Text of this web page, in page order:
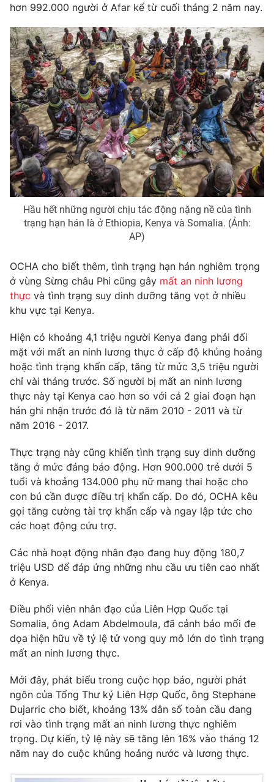
Video Shorts video
VTV Money VTV Thể thao
VTV Sức khoẻ Bất động sản
Thị trường 24h Tấm lòng Việt
VTV4 Vươn mình bằng AI
VTV9 VTV8
Liên hệ tòa soạn English
THỜI BÁO VTV
Theo dõi báo trên
Cơ quan chủ quản:Đài Truyền hình Việt Nam
Cơ quan báo chí:
Thời báo VTV
Giấy phép hoạt động báo in và báo điện tử số 483/GP-BTTTT
Tổng Biên tập:Vũ Thanh Thủy
Phó Tổng Biên tập:Nguyễn Thị Mỹ Hạnh, Phạm Quốc Thắng,
Nguyễn Trọng Ninh
Tổng đài VTV:024.38 355 931 - 024.38 355 932
Ðiện thoại Thời báo VTV:024.66 897 897
Email:toasoan@vtv.vn
Liên hệ quảng cáo:024-7300.7108
® Cấm sao chép dưới mọi hình thức nếu không có sự chấp
thuận bằng văn bản. Ghi rõ nguồn VTV.vn khi phát hành lại
thông tin từ website này.
hơn 992.000 người ở Afar kể từ cuối tháng 2 năm nay.
Hầu hết những người chịu tác động nặng nề của tình
trạng hạn hán là ở Ethiopia, Kenya và Somalia. (Ảnh:
AP)
OCHA cho biết thêm, tình trạng hạn hán nghiêm trọng
ở vùng Sừng châu Phi cũng gây mất an ninh lương
thực và tình trạng suy dinh dưỡng tăng vọt ở nhiều
khu vực tại Kenya.
Hiện có khoảng 4,1 triệu người Kenya đang phải đối
mặt với mất an ninh lương thực ở cấp độ khủng hoảng
hoặc tình trạng khẩn cấp, tăng từ mức 3,5 triệu người
chỉ vài tháng trước. Số người bị mất an ninh lương
thực này tại Kenya cao hơn so với cả 2 giai đoạn hạn
hán ghi nhận trước đó là từ năm 2010 - 2011 và từ
năm 2016 - 2017.
Thực trạng này cũng khiến tình trạng suy dinh dưỡng
tăng ở mức đáng báo động. Hơn 900.000 trẻ dưới 5
tuổi và khoảng 134.000 phụ nữ mang thai hoặc cho
con bú cần được điều trị khẩn cấp. Do đó, OCHA kêu
gọi tăng cường tài trợ khẩn cấp và ngay lập tức cho
các hoạt động cứu trợ.
Các nhà hoạt động nhân đạo đang huy động 180,7
triệu USD để đáp ứng những nhu cầu ưu tiên cao nhất
ở Kenya.
Điều phối viên nhân đạo của Liên Hợp Quốc tại
Somalia, ông Adam Abdelmoula, đã cảnh báo mối đe
dọa hiện hữu về tỷ lệ tử vong quy mô lớn do tình trạng
mất an ninh lương thực.
Mới đây, phát biểu trong cuộc họp báo, người phát
ngôn của Tổng Thư ký Liên Hợp Quốc, ông Stephane
Dujarric cho biết, khoảng 13% dân số toàn cầu đang
rơi vào tình trạng mất an ninh lương thực nghiêm
trọng. Dự kiến, tỷ lệ này sẽ tăng lên 16% vào tháng 12
năm nay do cuộc khủng hoảng nước và lương thực.